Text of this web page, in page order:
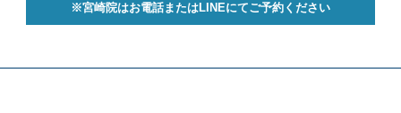
※宮崎院はお電話またはLINEにてご予約ください